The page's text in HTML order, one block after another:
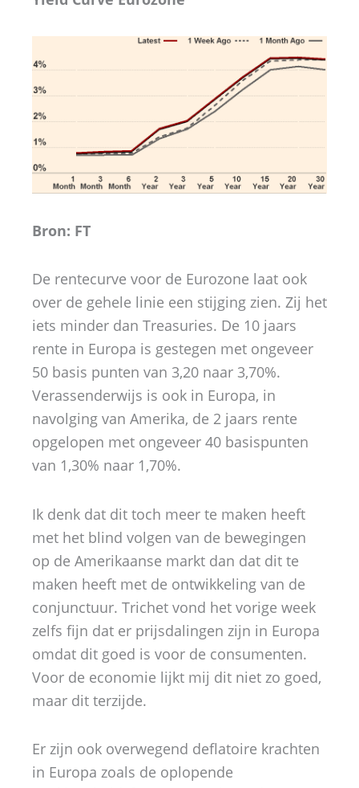
Bron: FT
De rentecurve voor de Eurozone laat ook
over de gehele linie een stijging zien. Zij het
iets minder dan Treasuries. De 10 jaars
rente in Europa is gestegen met ongeveer
50 basis punten van 3,20 naar 3,70%.
Verassenderwijs is ook in Europa, in
navolging van Amerika, de 2 jaars rente
opgelopen met ongeveer 40 basispunten
van 1,30% naar 1,70%.
Ik denk dat dit toch meer te maken heeft
met het blind volgen van de bewegingen
op de Amerikaanse markt dan dat dit te
maken heeft met de ontwikkeling van de
conjunctuur. Trichet vond het vorige week
zelfs fijn dat er prijsdalingen zijn in Europa
omdat dit goed is voor de consumenten.
Voor de economie lijkt mij dit niet zo goed,
maar dit terzijde.
Er zijn ook overwegend deflatoire krachten
in Europa zoals de oplopende